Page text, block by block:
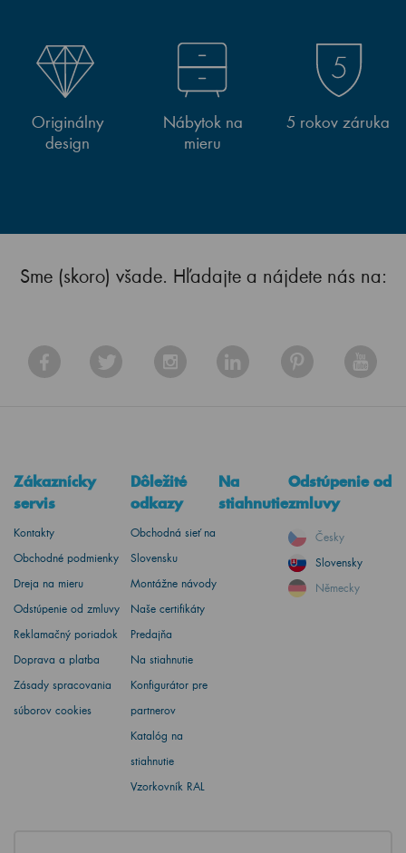
Originálny
design
Nábytok na
mieru
5 rokov záruka
Sme (skoro) všade. Hľadajte a nájdete nás na:
Zákaznícky
servis
Kontakty
Obchodné podmienky
Dreja na mieru
Odstúpenie od zmluvy
Reklamačný poriadok
Doprava a platba
Zásady spracovania
súborov cookies
Dôležité
odkazy
Obchodná sieť na
Slovensku
Montážne návody
Naše certifikáty
Predajňa
Na stiahnutie
Konfigurátor pre
partnerov
Katalóg na
stiahnutie
Vzorkovník RAL
Na
stiahnutie
Odstúpenie od
zmluvy
Česky
Slovensky
Německy